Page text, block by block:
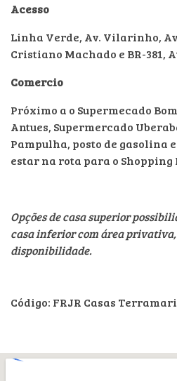
Acesso
Linha Verde, Av. Vilarinho,
Cristiano Machado e BR-381,
Comercio
Próximo a o Supermecado
Antues, Supermercado
Pampulha, posto de gasolina
estar na rota para o Shopping
Opções de casa superior
casa inferior com área
disponibilidade.
Código: FRJR Casas